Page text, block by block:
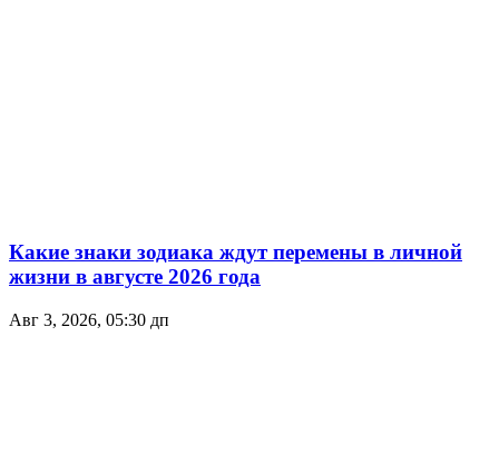
Какие знаки зодиака ждут перемены в личной
жизни в августе 2026 года
Авг 3, 2026, 05:30 дп